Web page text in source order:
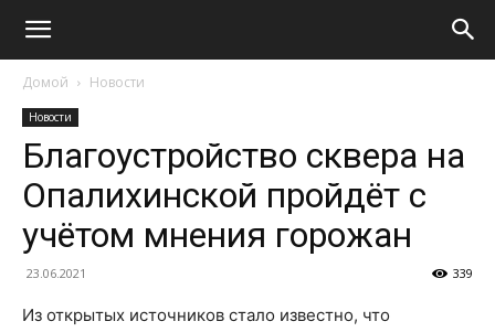
Домой Новости
Новости
Благоустройство сквера на
Опалихинской пройдёт с
учётом мнения горожан
23.06.2021 339
Из открытых источников стало известно, что